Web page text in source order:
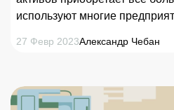
используют многие
производственные процессы
активов оценивался в 17,75
27 Февр 2023Александр Чебан